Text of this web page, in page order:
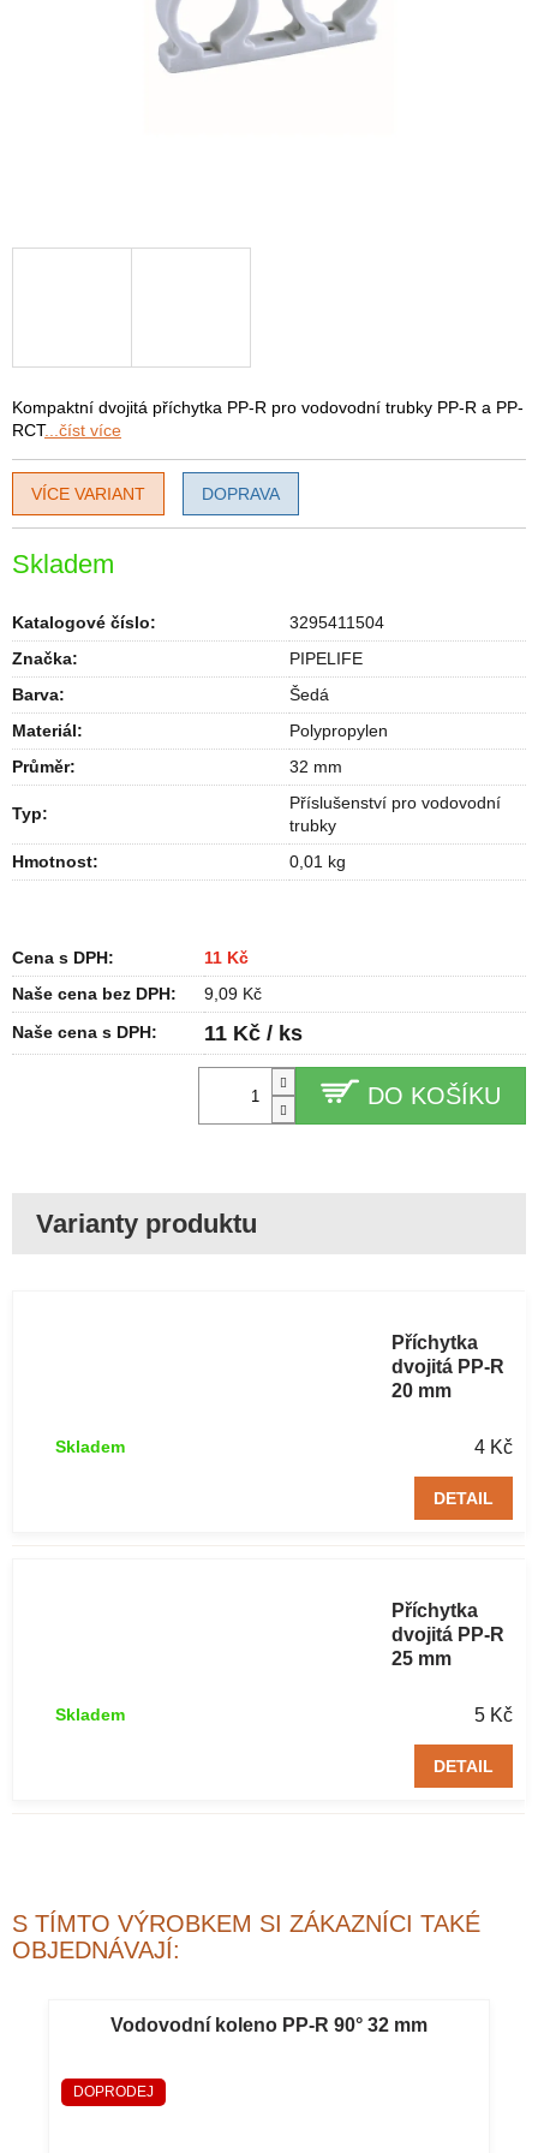
Skladem
DO KOŠÍKU
Kompaktní dvojitá příchytka PP-R pro vodovodní trubky PP-R a PP-
RCT...číst více
Katalogové číslo:
3295411504
Značka:
PIPELIFE
Barva:
Šedá
Materiál:
Polypropylen
Průměr: 32 mm
Typ:
Příslušenství pro vodovodní
trubky
Hmotnost: 0,01 kg
VÍCE VARIANT DOPRAVA
Cena s DPH:
11 Kč
Naše cena bez DPH:
9,09 Kč
Naše cena s DPH:
11 Kč / ks
Příchytka
dvojitá PP-R
20 mm
4 Kč
Skladem
DETAIL
Příchytka
dvojitá PP-R
25 mm
5 Kč
Skladem
DETAIL
S TÍMTO VÝROBKEM SI ZÁKAZNÍCI TAKÉ
OBJEDNÁVAJÍ:
Vodovodní koleno PP-R 90° 32 mm
DOPRODEJ